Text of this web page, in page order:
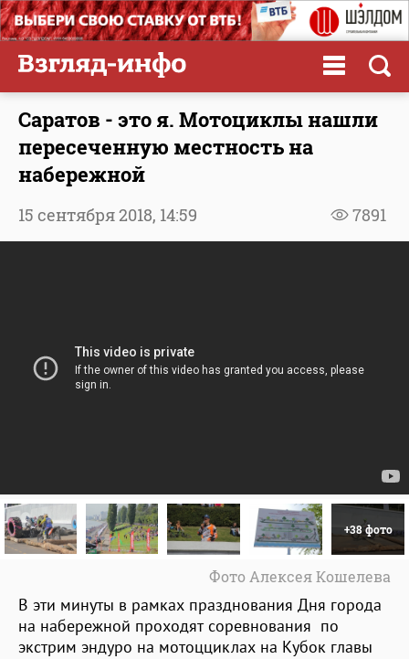
Саратов - это я. Мотоциклы нашли
пересеченную местность на
набережной
7891
15 сентября 2018, 14:59
+38 фото
Фото Алексея Кошелева
В эти минуты в рамках празднования Дня города
на набережной проходят соревнования по
экстрим эндуро на мотоцциклах на Кубок главы